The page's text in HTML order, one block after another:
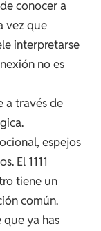
conocer a
vez que
interpretarse
no es
a través de
espejos
El 1111
tiene un
común.
que ya has